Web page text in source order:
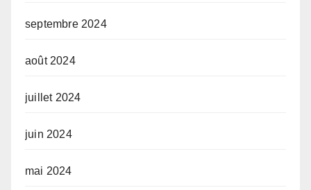
septembre 2024
août 2024
juillet 2024
juin 2024
mai 2024